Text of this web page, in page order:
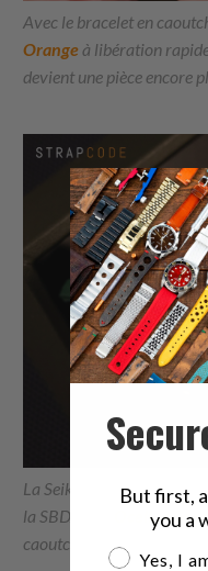
Avec le bracelet en
Orange à libération
devient une pièce encore
La Seiko Gundam
la SBDX029
Ocellus
caoutchouc FKM à
But first,
you a
Are you a
Yes, I